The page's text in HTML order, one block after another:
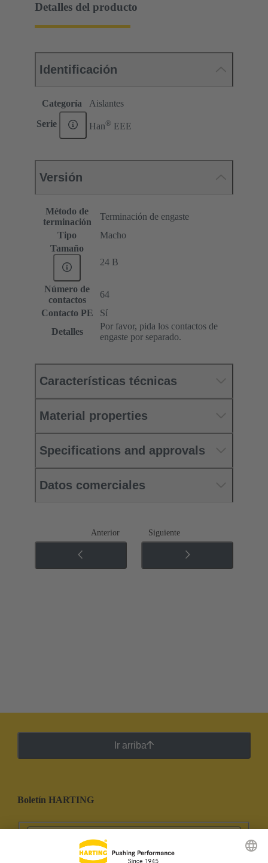
Detalles del producto
Identificación
Categoría Aislantes
Serie Han® EEE
Versión
Método de
terminación
Terminación de engaste
Tipo
Macho
Tamaño
24 B
Número de
contactos
64
Contacto PE
Sí
Detalles
Por favor, pida los contactos de
engaste por separado.
Características técnicas
Material properties
Specifications and approvals
Datos comerciales
Anterior Siguiente
Ir arriba
Boletín HARTING